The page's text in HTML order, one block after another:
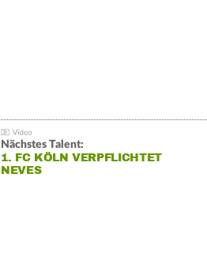
Nächstes Talent:
1. FC KÖLN VERPFLICHTET
NEVES